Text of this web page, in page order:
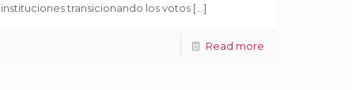
instituciones transicionando los votos[…]
Read more